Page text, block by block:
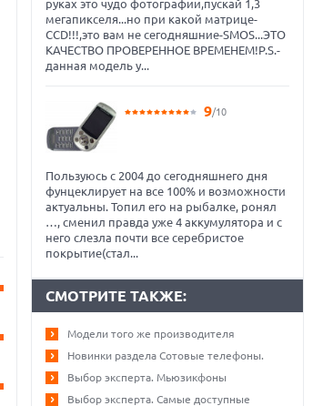
руках это чудо фотографии,пускай 1,3
мегапикселя...но при какой матрице-
ССD!!!,это вам не сегодняшние-SMOS...ЭТО
КАЧЕСТВО ПРОВЕРЕННОЕ ВРЕМЕНЕМ!P.S.-
данная модель у...
9/10
Пользуюсь с 2004 до сегодняшнего дня
фунцеклирует на все 100% и возможности
актуальны. Топил его на рыбалке, ронял
…, сменил правда уже 4 аккумулятора и с
него слезла почти все серебристое
покрытие(стал...
СМОТРИТЕ ТАКЖЕ:
Модели того же производителя
Новинки раздела Сотовые телефоны.
Выбор эксперта. Мьюзикфоны
Выбор эксперта. Самые доступные